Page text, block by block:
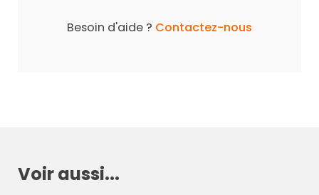
Besoin d'aide ? Contactez-nous
Voir aussi...